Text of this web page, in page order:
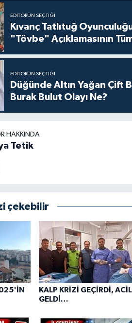
EDITÖRÜN SEÇTIĞI
Kıvanç Tatlıtuğ
"Tövbe" Açıklamasının
EDITÖRÜN SEÇTIĞI
Düğünde Altın Yağan Çift
Burak Bulut Olayı Ne?
HAKKINDA
Tetik
çekebilir
KALP KRİZİ GEÇİRDİ,
GELDİ…